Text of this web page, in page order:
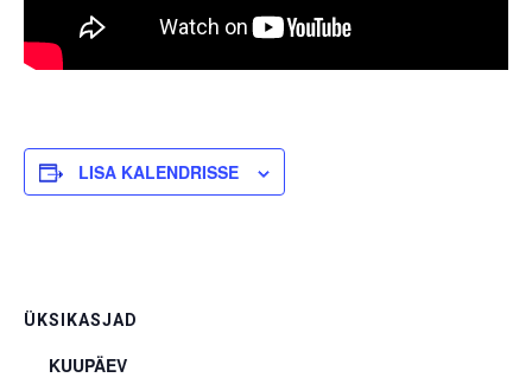
LISA KALENDRISSE
ÜKSIKASJAD
KUUPÄEV